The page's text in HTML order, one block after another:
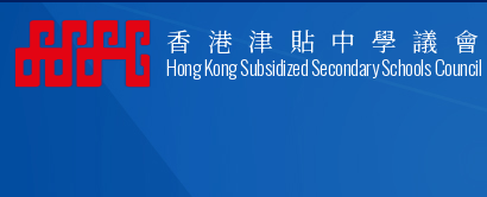
香港津貼中學議會
Hong Kong Subsidized Secondary Schools Council